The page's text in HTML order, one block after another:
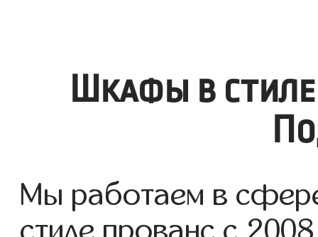
Шкафы в
Мы работаем в